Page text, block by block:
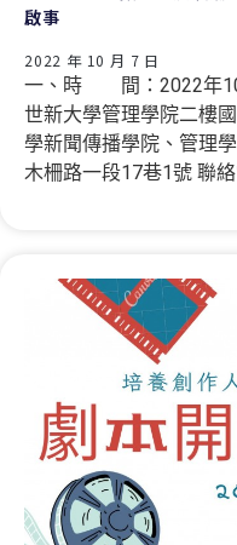
啟事
2022 年 10 月 7 日
一、時 間：2022年
世新大學管理學院二樓
學新聞傳播學院、管理
木柵路一段17巷1號 聯